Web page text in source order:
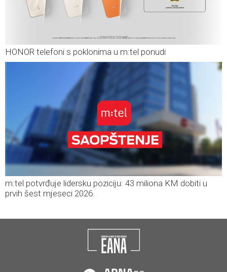
HONOR telefoni s poklonima u m:tel ponudi
m:tel potvrđuje lidersku poziciju: 43 miliona KM dobiti u
prvih šest mjeseci 2026.